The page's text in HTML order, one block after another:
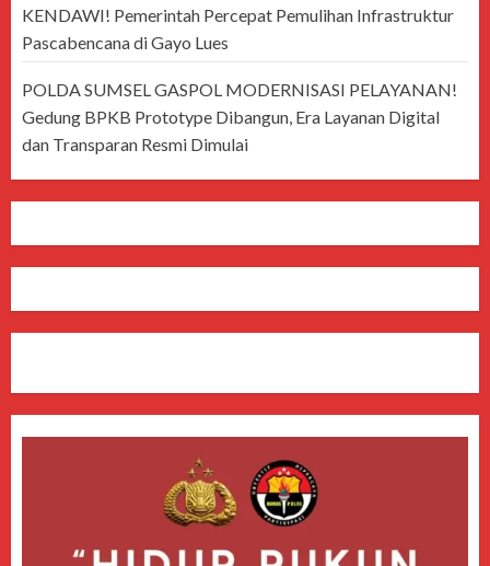
KENDAWI! Pemerintah Percepat Pemulihan Infrastruktur
Pascabencana di Gayo Lues
POLDA SUMSEL GASPOL MODERNISASI PELAYANAN!
Gedung BPKB Prototype Dibangun, Era Layanan Digital
dan Transparan Resmi Dimulai